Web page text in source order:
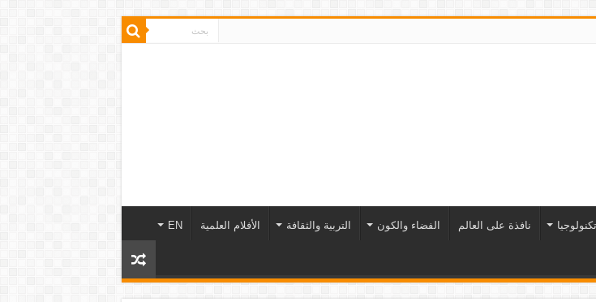
تكنولوجيا نافذة على العالم الفضاء والكون التربية والثقافة الأفلام العلمية EN